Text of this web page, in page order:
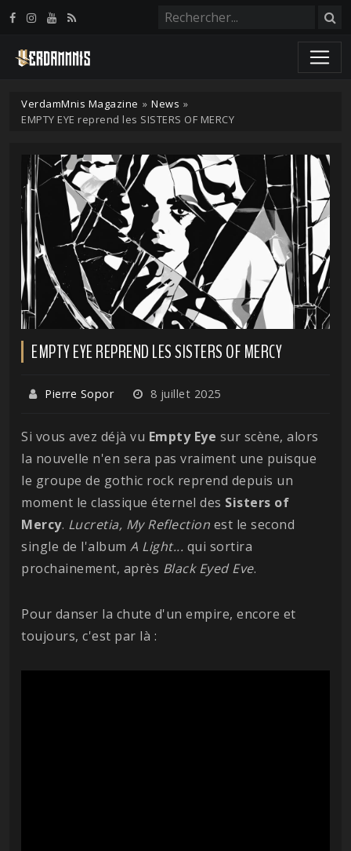
VerdamMnis Magazine » News »
EMPTY EYE reprend les SISTERS OF MERCY
EMPTY EYE REPREND LES SISTERS OF MERCY
Pierre Sopor 8 juillet 2025
Si vous avez déjà vu Empty Eye sur scène, alors
la nouvelle n'en sera pas vraiment une puisque
le groupe de gothic rock reprend depuis un
moment le classique éternel des Sisters of
Mercy. Lucretia, My Reflection est le second
single de l'album A Light... qui sortira
prochainement, après Black Eyed Eve.
Pour danser la chute d'un empire, encore et
toujours, c'est par là :
Panneau de gestion des cookies